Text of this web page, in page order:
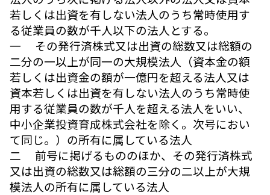
若しくは出資を有しない法人のうち常時使用す
る従業員の数が千人以下の法人とする。
一 その発行済株式又は出資の総数又は総額の
二分の一以上が同一の大規模法人（資本金の額
若しくは出資金の額が一億円を超える法人又は
資本若しくは出資を有しない法人のうち常時使
用する従業員の数が千人を超える法人をいい、
中小企業投資育成株式会社を除く。次号におい
て同じ。）の所有に属している法人
二 前号に掲げるもののほか、その発行済株式
又は出資の総数又は総額の三分の二以上が大規
模法人の所有に属している法人